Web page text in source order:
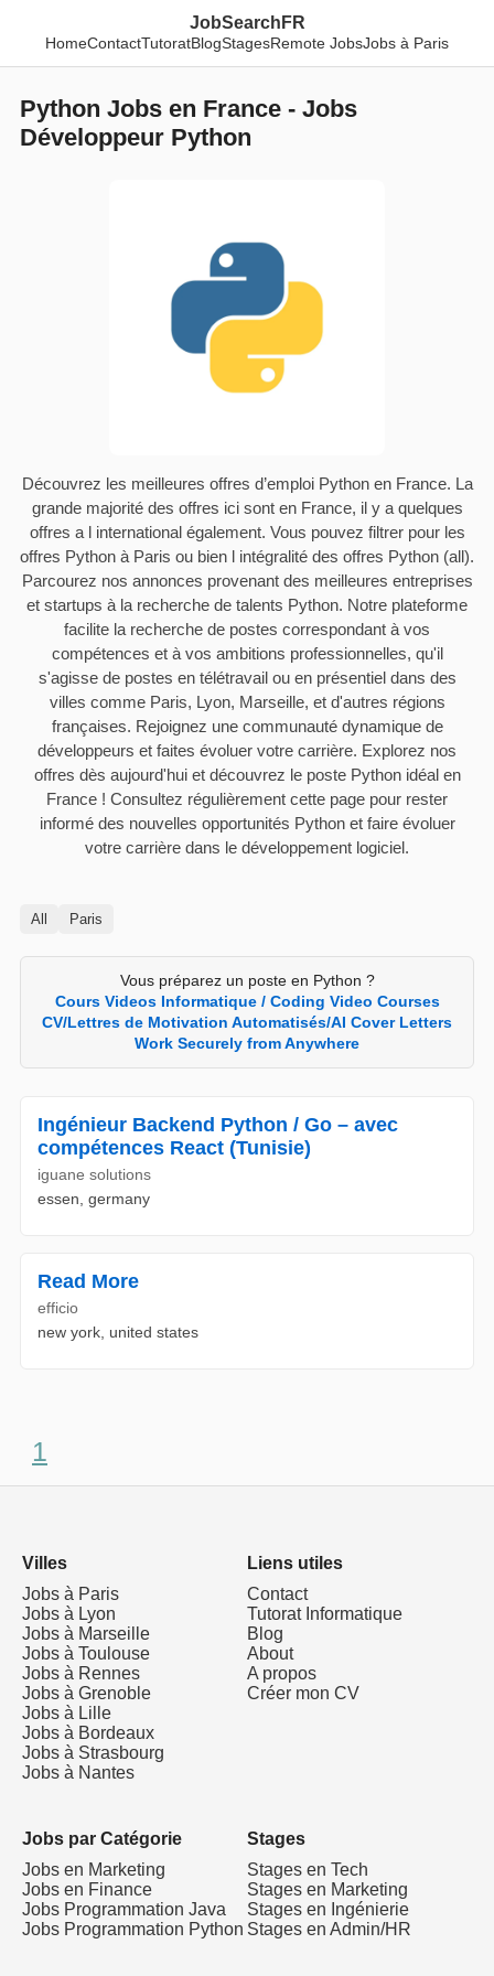
JobSearchFR
HomeContactTutoratBlogStagesRemote JobsJobs à Paris
Python Jobs en France - Jobs
Développeur Python
Découvrez les meilleures offres d’emploi Python en France. La
grande majorité des offres ici sont en France, il y a quelques
offres a l international également. Vous pouvez filtrer pour les
offres Python à Paris ou bien l intégralité des offres Python (all).
Parcourez nos annonces provenant des meilleures entreprises
et startups à la recherche de talents Python. Notre plateforme
facilite la recherche de postes correspondant à vos
compétences et à vos ambitions professionnelles, qu'il
s'agisse de postes en télétravail ou en présentiel dans des
villes comme Paris, Lyon, Marseille, et d'autres régions
françaises. Rejoignez une communauté dynamique de
développeurs et faites évoluer votre carrière. Explorez nos
offres dès aujourd'hui et découvrez le poste Python idéal en
France ! Consultez régulièrement cette page pour rester
informé des nouvelles opportunités Python et faire évoluer
votre carrière dans le développement logiciel.
All Paris
Vous préparez un poste en Python ?
Cours Videos Informatique / Coding Video Courses
CV/Lettres de Motivation Automatisés/AI Cover Letters
Work Securely from Anywhere
Ingénieur Backend Python / Go – avec
compétences React (Tunisie)
iguane solutions
essen, germany
Read More
efficio
new york, united states
1
Villes
Jobs à Paris
Jobs à Lyon
Jobs à Marseille
Jobs à Toulouse
Jobs à Rennes
Jobs à Grenoble
Jobs à Lille
Jobs à Bordeaux
Jobs à Strasbourg
Jobs à Nantes
Liens utiles
Contact
Tutorat Informatique
Blog
About
A propos
Créer mon CV
Jobs par Catégorie
Jobs en Marketing
Jobs en Finance
Jobs Programmation Java
Jobs Programmation Python
Stages
Stages en Tech
Stages en Marketing
Stages en Ingénierie
Stages en Admin/HR